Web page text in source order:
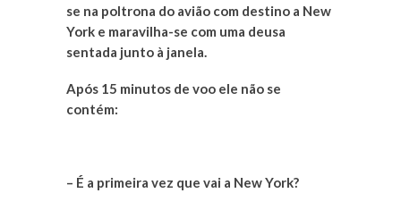
se na poltrona do avião com destino a New
York e maravilha-se com uma deusa
sentada junto à janela.
Após 15 minutos de voo ele não se
contém:
– É a primeira vez que vai a New York?